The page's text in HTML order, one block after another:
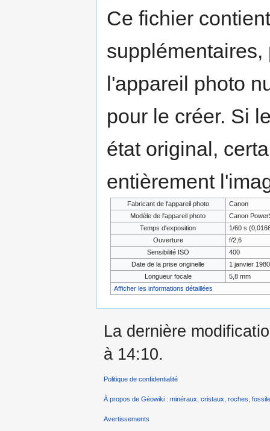
Ce fichier
l'appareil photo
pour le créer. Si
état original,
entièrement
Fabricant de l'appareil photo
Canon
Modèle de l'appareil photo
Canon
Temps d'exposition
1/60 s
Ouverture
f/2,6
Sensibilité ISO
400
Date de la prise originelle
1 janvier
Longueur focale
5,8 mm
Afficher les informations détaillées
La dernière
à 14:10.
Politique de confidentialité
À propos de Géowiki : minéraux, cristaux, roches,
Avertissements